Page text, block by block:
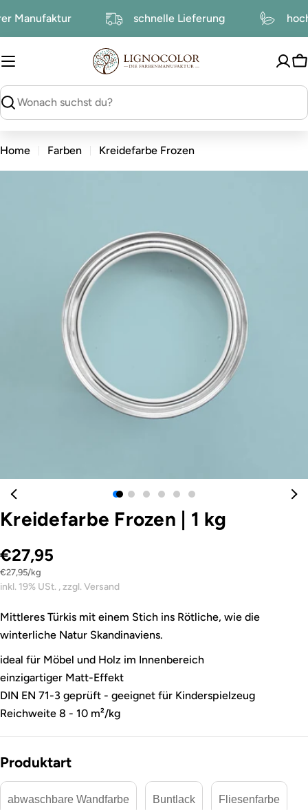
Inhalt
Manufaktur schnelle Lieferung
suchen
Home Farben Kreidefarbe Frozen
Sie das Medium 0 im Modalformat
Kreidefarbe Frozen 1 kg
€27,95
Stückpreis
€27,95/
pro kg
inkl. 19% USt. , zzgl. Versand
Mittleres Türkis mit einem Stich ins Rötliche, wie die
winterliche Natur Skandinaviens.
ideal für Möbel und Holz im Innenbereich
einzigartiger Matt-Effekt
DIN EN 71-3 geprüft - geeignet für Kinderspielzeug
Reichweite 8 - 10 m²/kg
Produktart
abwaschbare Wandfarbe Buntlack Fliesenfarbe